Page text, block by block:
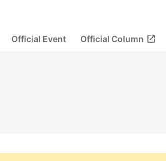
Official Event Official Column open_in_new